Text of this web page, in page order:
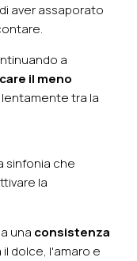
aver assaporato
a
il meno
tra la
sinfonia che
la
una consistenza
dolce, l'amaro e